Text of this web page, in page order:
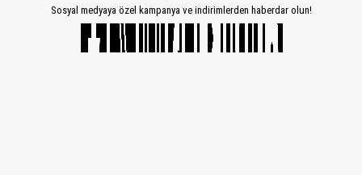
Sosyal medyaya özel kampanya ve indirimlerden haberdar olun!